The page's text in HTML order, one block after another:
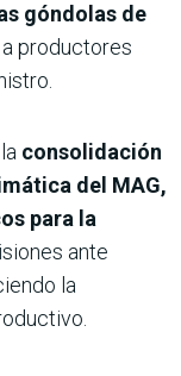
góndolas de
productores
consolidación
del MAG,
para la
ante
la